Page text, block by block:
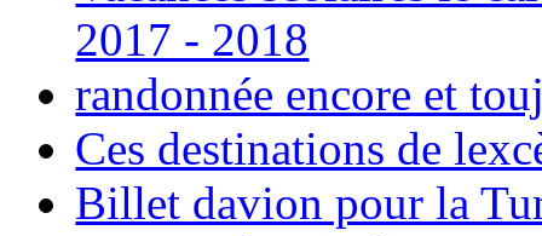
2017 - 2018
randonnée encore et
Ces destinations de
Billet davion pour la